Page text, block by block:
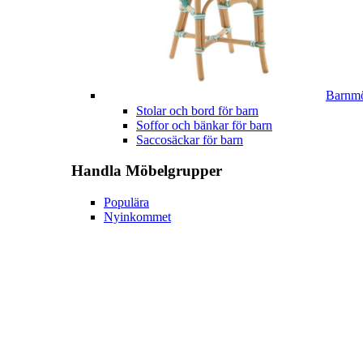
Stolar och bord för barn
Soffor och bänkar för barn
Saccosäckar för barn
Handla Möbelgrupper
Populära
Nyinkommet